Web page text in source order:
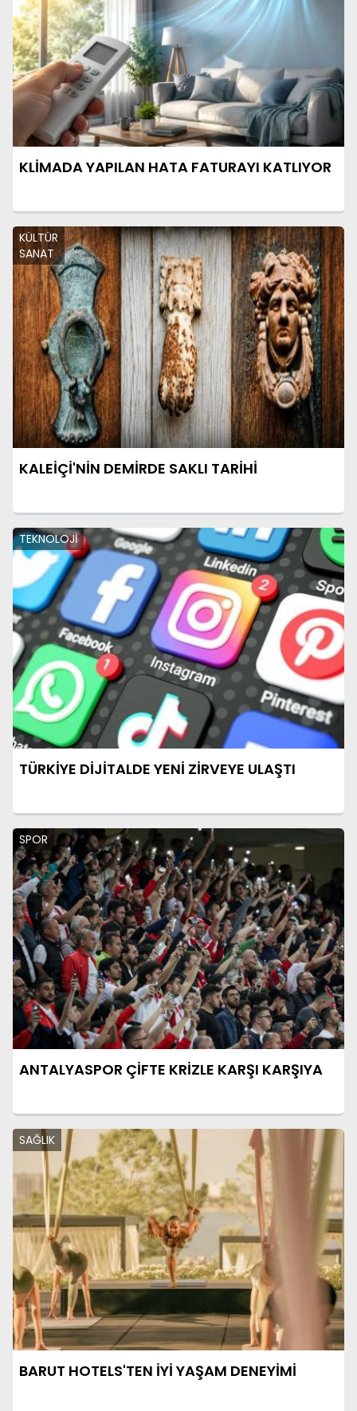
KLİMADA YAPILAN HATA FATURAYI KATLIYOR
KÜLTÜR
SANAT
KALEİÇİ'NİN DEMİRDE SAKLI TARİHİ
TEKNOLOJİ
TÜRKİYE DİJİTALDE YENİ ZİRVEYE ULAŞTI
SPOR
ANTALYASPOR ÇİFTE KRİZLE KARŞI KARŞIYA
SAĞLIK
BARUT HOTELS'TEN İYİ YAŞAM DENEYİMİ